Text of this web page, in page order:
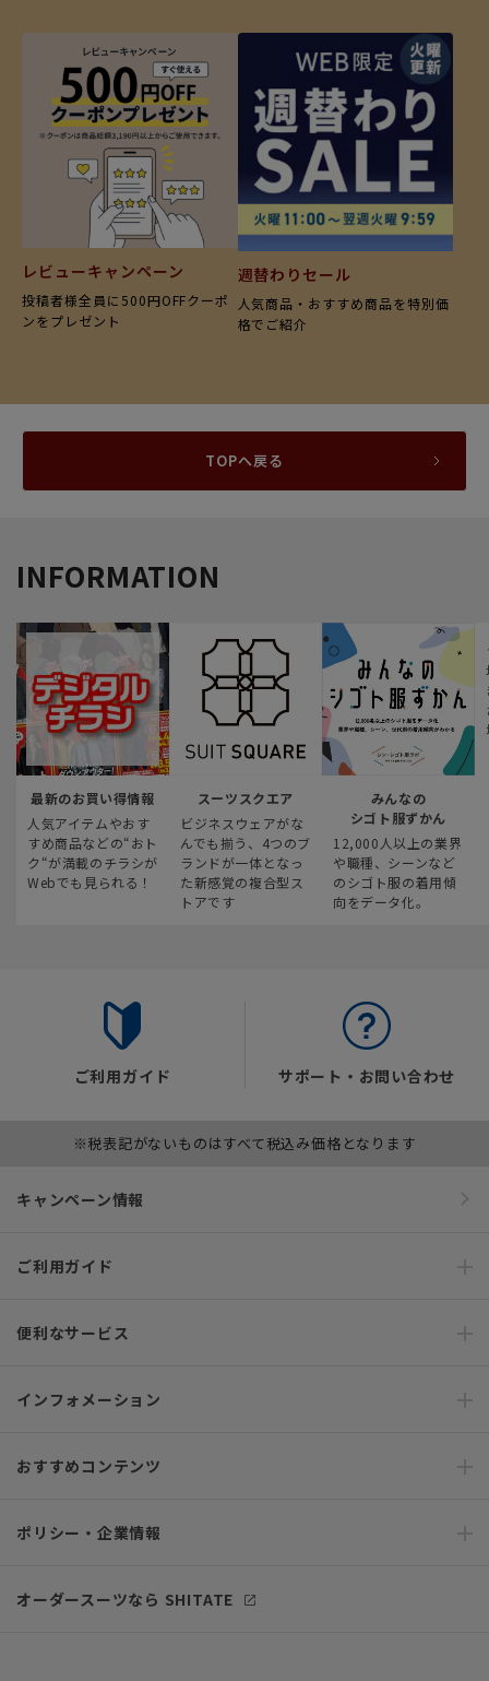
レビューキャンペーン
投稿者様全員に500円OFFクーポ
ンをプレゼント
週替わりセール
人気商品・おすすめ商品を特別価
格でご紹介
TOPへ戻る
INFORMATION
最新のお買い得情報
人気アイテムやおす
すめ商品などの“おト
ク“が満載のチラシが
Webでも見られる！
スーツスクエア
ビジネスウェアがな
んでも揃う、4つのブ
ランドが一体となっ
た新感覚の複合型ス
トアです
みんなの
シゴト服ずかん
12,000人以上の業界
や職種、シーンなど
のシゴト服の着用傾
向をデータ化。
ご利用ガイド サポート・お問い合わせ
※税表記がないものはすべて税込み価格となります
キャンペーン情報
ご利用ガイド
便利なサービス
インフォメーション
おすすめコンテンツ
ポリシー・企業情報
オーダースーツなら SHITATE